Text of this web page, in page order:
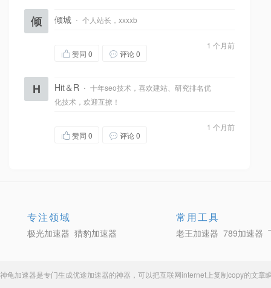
倾 倾城 · 个人站长，xxxxb
1 个月前
赞同 0 评论 0
H Hit＆R · 十年seo技术，喜欢建站、研究排名优
化技术，欢迎互撩！
1 个月前
赞同 0 评论 0
专注领域
极光加速器 猎豹加速器
常用工具
老王加速器 789加速器
神龟加速器是专门生成优途加速器的神器，可以把互联网internet上复制copy的文章